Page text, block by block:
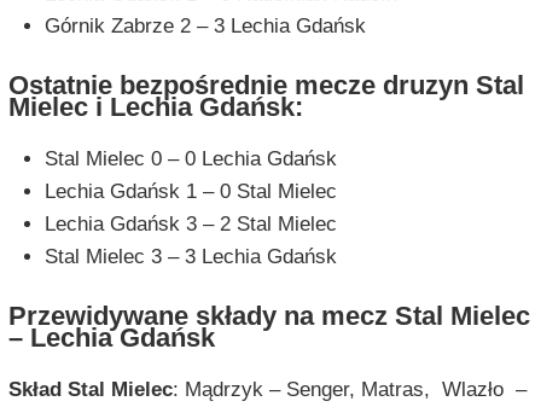
Górnik Zabrze 2 – 3 Lechia Gdańsk
Ostatnie bezpośrednie mecze druzyn Stal
Mielec i Lechia Gdańsk:
Stal Mielec 0 – 0 Lechia Gdańsk
Lechia Gdańsk 1 – 0 Stal Mielec
Lechia Gdańsk 3 – 2 Stal Mielec
Stal Mielec 3 – 3 Lechia Gdańsk
Przewidywane składy na mecz Stal Mielec
– Lechia Gdańsk
Skład Stal Mielec: Mądrzyk – Senger, Matras, Wlazło –